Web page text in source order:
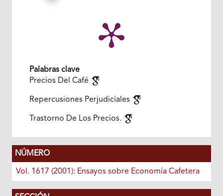
Palabras clave
Precios Del Café
Repercusiones Perjudiciales
Trastorno De Los Precios.
NÚMERO
Vol. 1617 (2001): Ensayos sobre Economía Cafetera